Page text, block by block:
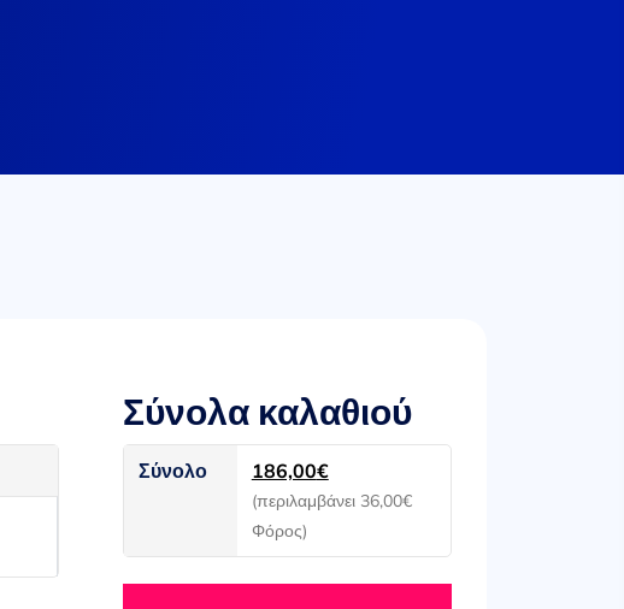
Σύνολα καλαθιού
Σύνολο 186,00€
(περιλαμβάνει 36,00€
Φόρος)